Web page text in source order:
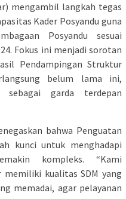
mengambil langkah tegas
Kader Posyandu guna
Posyandu sesuai
Fokus ini menjadi sorotan
Pendampingan Struktur
belum lama ini,
sebagai garda terdepan
bahwa Penguatan
kunci untuk menghadapi
kompleks. “Kami
kualitas SDM yang
memadai, agar pelayanan